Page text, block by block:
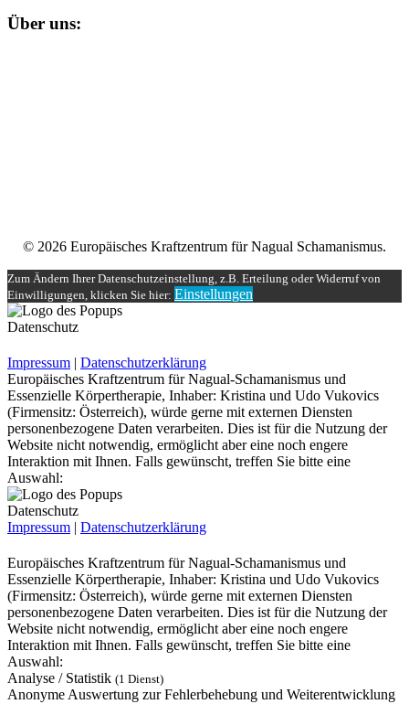
Über uns:
© 2026 Europäisches Kraftzentrum für Nagual Schamanismus.
Zum Ändern Ihrer Datenschutzeinstellung, z.B. Erteilung oder Widerruf von
Einwilligungen, klicken Sie hier: Einstellungen
Datenschutz
Impressum
Datenschutzerklärung
Europäisches Kraftzentrum für Nagual-Schamanismus und
Essenzielle Körpertherapie, Inhaber: Kristina und Udo Vukovics
(Firmensitz: Österreich), würde gerne mit externen Diensten
personenbezogene Daten verarbeiten. Dies ist für die Nutzung der
Website nicht notwendig, ermöglicht aber eine noch engere
Interaktion mit Ihnen. Falls gewünscht, treffen Sie bitte eine
Auswahl:
Datenschutz
Impressum
Datenschutzerklärung
Europäisches Kraftzentrum für Nagual-Schamanismus und
Essenzielle Körpertherapie, Inhaber: Kristina und Udo Vukovics
(Firmensitz: Österreich), würde gerne mit externen Diensten
personenbezogene Daten verarbeiten. Dies ist für die Nutzung der
Website nicht notwendig, ermöglicht aber eine noch engere
Interaktion mit Ihnen. Falls gewünscht, treffen Sie bitte eine
Auswahl:
Analyse / Statistik (1 Dienst)
Anonyme Auswertung zur Fehlerbehebung und Weiterentwicklung